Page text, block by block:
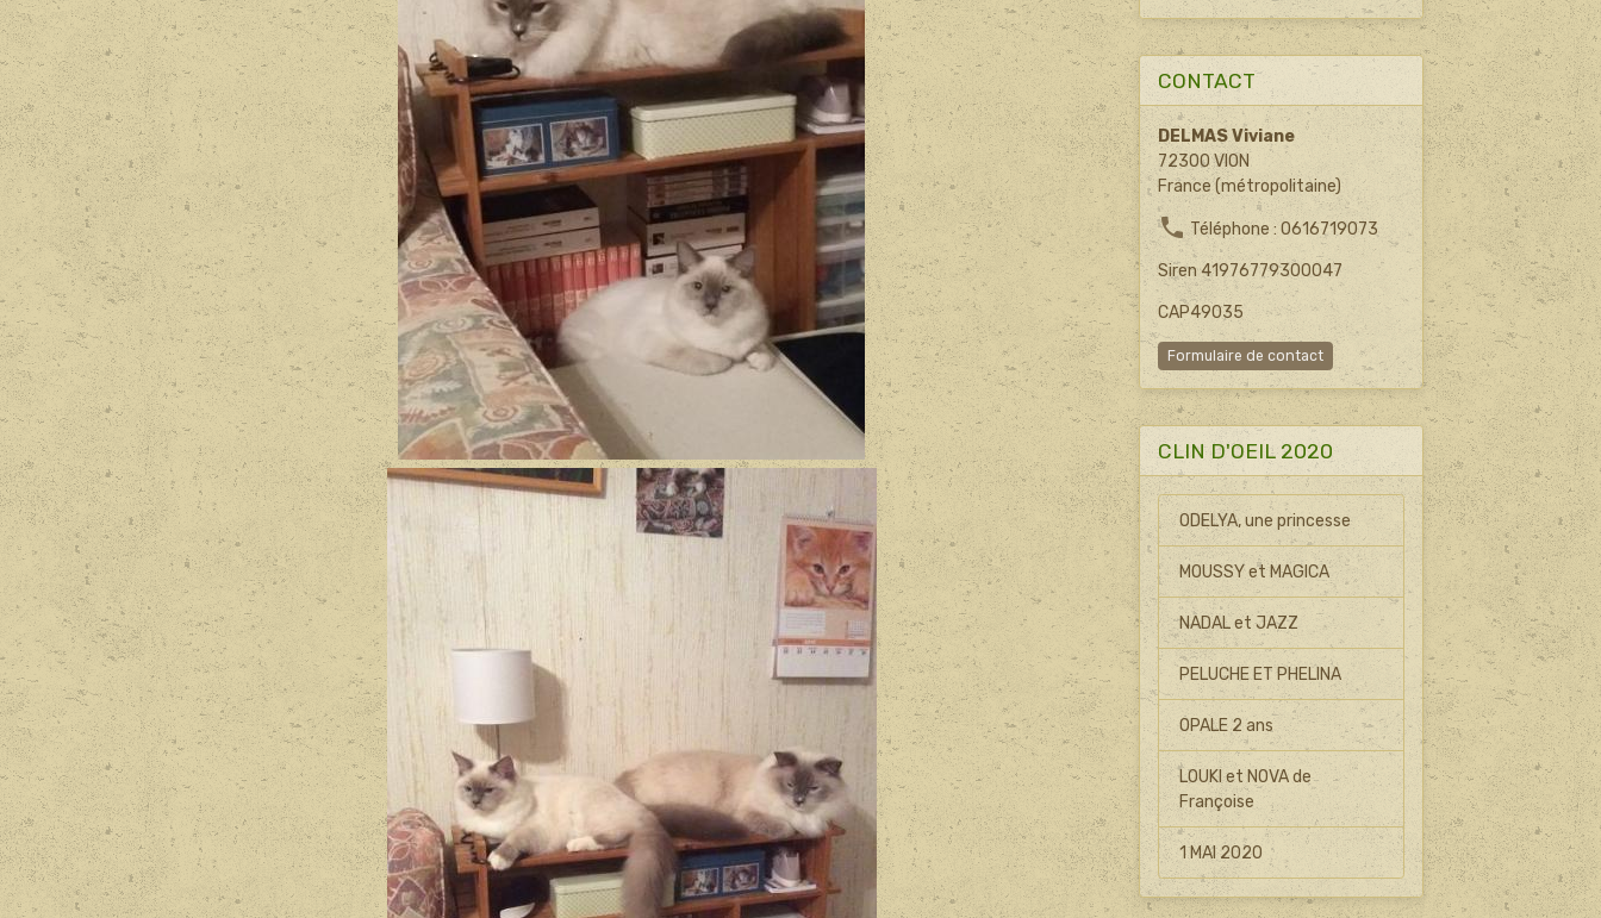
CONTACT
DELMAS Viviane
72300 VION
France (métropolitaine)
Téléphone : 0616719073
Siren 41976779300047
CAP49035
Formulaire de contact
CLIN D'OEIL 2020
ODELYA, une princesse
MOUSSY et MAGICA
NADAL et JAZZ
PELUCHE ET PHELINA
OPALE 2 ans
LOUKI et NOVA de
Françoise
1 MAI 2020